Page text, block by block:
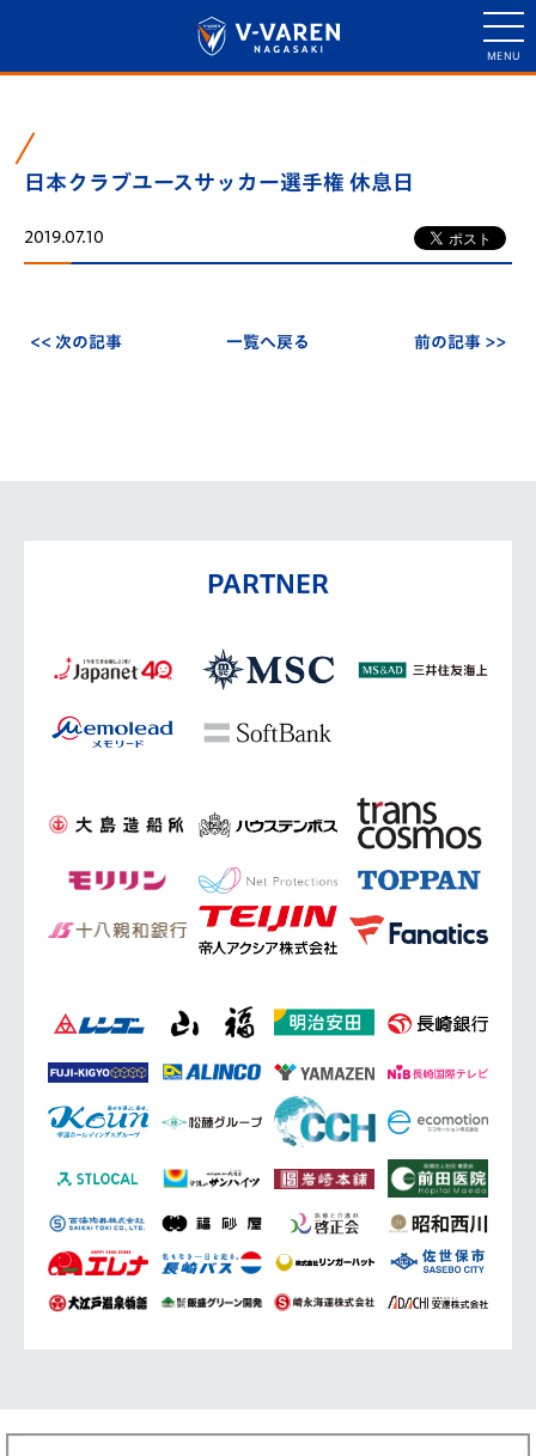
日本クラブユースサッカー選手権 休息日
2019.07.10
<< 次の記事 一覧へ戻る 前の記事 >>
PARTNER